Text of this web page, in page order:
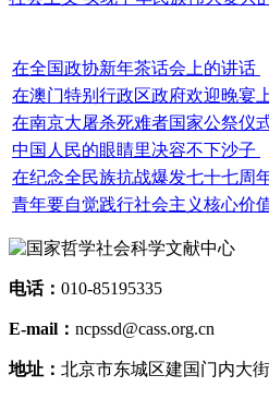
在全国政协新年茶话会上的讲话
在澳门特别行政区政府欢迎晚宴
在南京大屠杀死难者国家公祭仪
中国人民的眼睛里决容不下沙子
在纪念全民族抗战爆发七十七周
青年要自觉践行社会主义核心价
电话： 010-85195335
E-mail： ncpssd@cass.org.cn
地址： 北京市东城区建国门内大